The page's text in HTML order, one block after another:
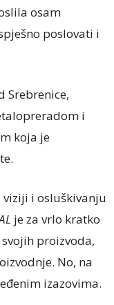
osam
poslovati i
Srebrenice,
i
koja je
i osluškivanju
je za vrlo kratko
proizvoda,
No, na
izazovima.